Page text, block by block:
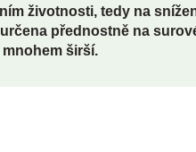
životnosti, tedy na
přednostně na
širší.